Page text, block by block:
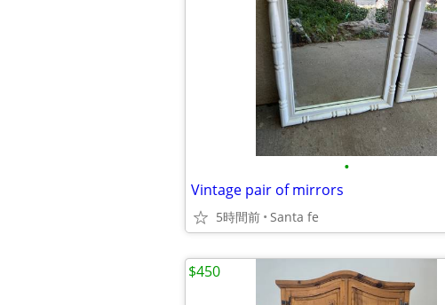
•
Vintage pair of mirrors
5時間前 Santa fe
$450